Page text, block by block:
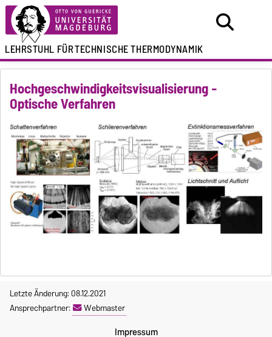
LEHRSTUHL FÜRTECHNISCHE THERMODYNAMIK
Hochgeschwindigkeitsvisualisierung -
Optische Verfahren
Letzte Änderung: 08.12.2021
Ansprechpartner:
Webmaster
Impressum